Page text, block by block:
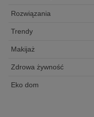
Rozwiązania
Trendy
Makijaż
Zdrowa żywność
Eko dom